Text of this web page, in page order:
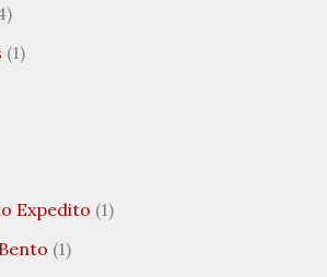
(1)
Expedito (1)
(1)